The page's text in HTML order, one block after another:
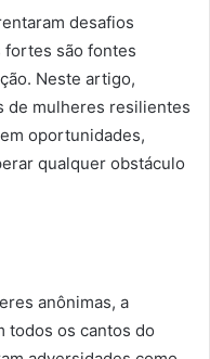
desafios
fortes são fontes
Neste artigo,
de mulheres resilientes
oportunidades,
qualquer obstáculo
anônimas, a
todos os cantos do